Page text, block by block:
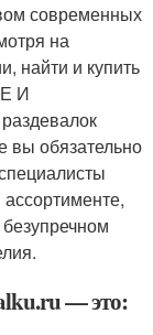
современных
на
найти и купить
И
вы обязательно
— это: